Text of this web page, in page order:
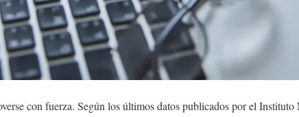
con fuerza. Según los últimos datos publicados por el Instituto